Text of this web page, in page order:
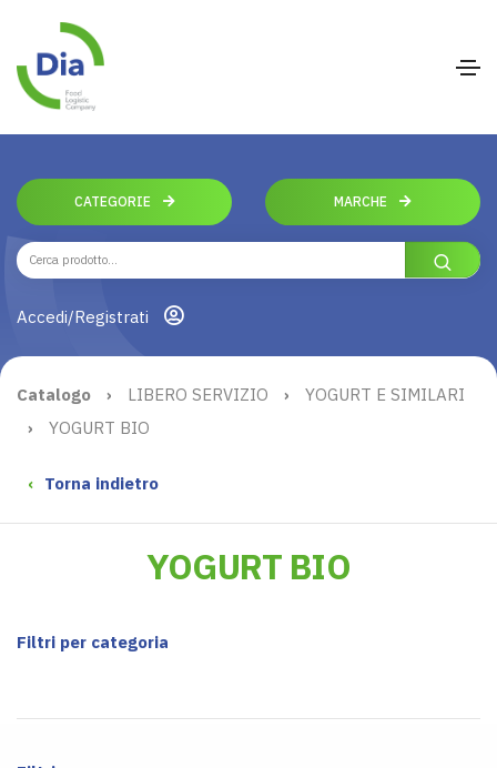
CATEGORIE MARCHE
Accedi/Registrati
Catalogo › LIBERO SERVIZIO ›
YOGURT E SIMILARI
›
YOGURT BIO
‹ Torna indietro
YOGURT BIO
Filtri per categoria